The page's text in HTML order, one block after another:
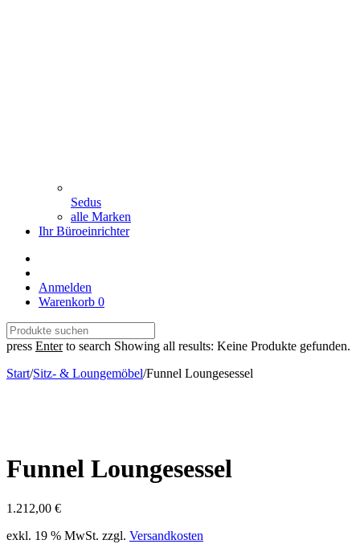
Sedus
alle Marken
Ihr Büroeinrichter
Anmelden
Warenkorb 0
press Enterto search Showing all results: Keine Produkte gefunden.
Start/Sitz- & Loungemöbel/Funnel Loungesessel
Funnel Loungesessel
1.212,00 €
exkl. 19 % MwSt. zzgl. Versandkosten